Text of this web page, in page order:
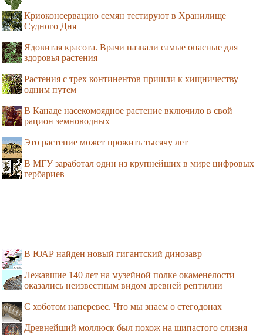
Криоконсервацию семян тестируют в Хранилище
Судного Дня
Ядовитая красота. Врачи назвали самые опасные для
здоровья растения
Растения с трех континентов пришли к хищничеству
одним путем
В Канаде насекомоядное растение включило в свой
рацион земноводных
Это растение может прожить тысячу лет
В МГУ заработал один из крупнейших в мире цифровых
гербариев
В ЮАР найден новый гигантский динозавр
Лежавшие 140 лет на музейной полке окаменелости
оказались неизвестным видом древней рептилии
С хоботом наперевес. Что мы знаем о стегодонах
Древнейший моллюск был похож на шипастого слизня